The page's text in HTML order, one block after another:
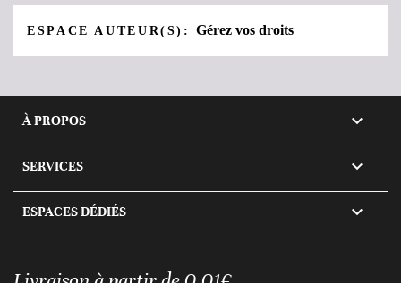
ESPACE AUTEUR(S):Gérez vos droits
À PROPOS 
SERVICES 
ESPACES DÉDIÉS 